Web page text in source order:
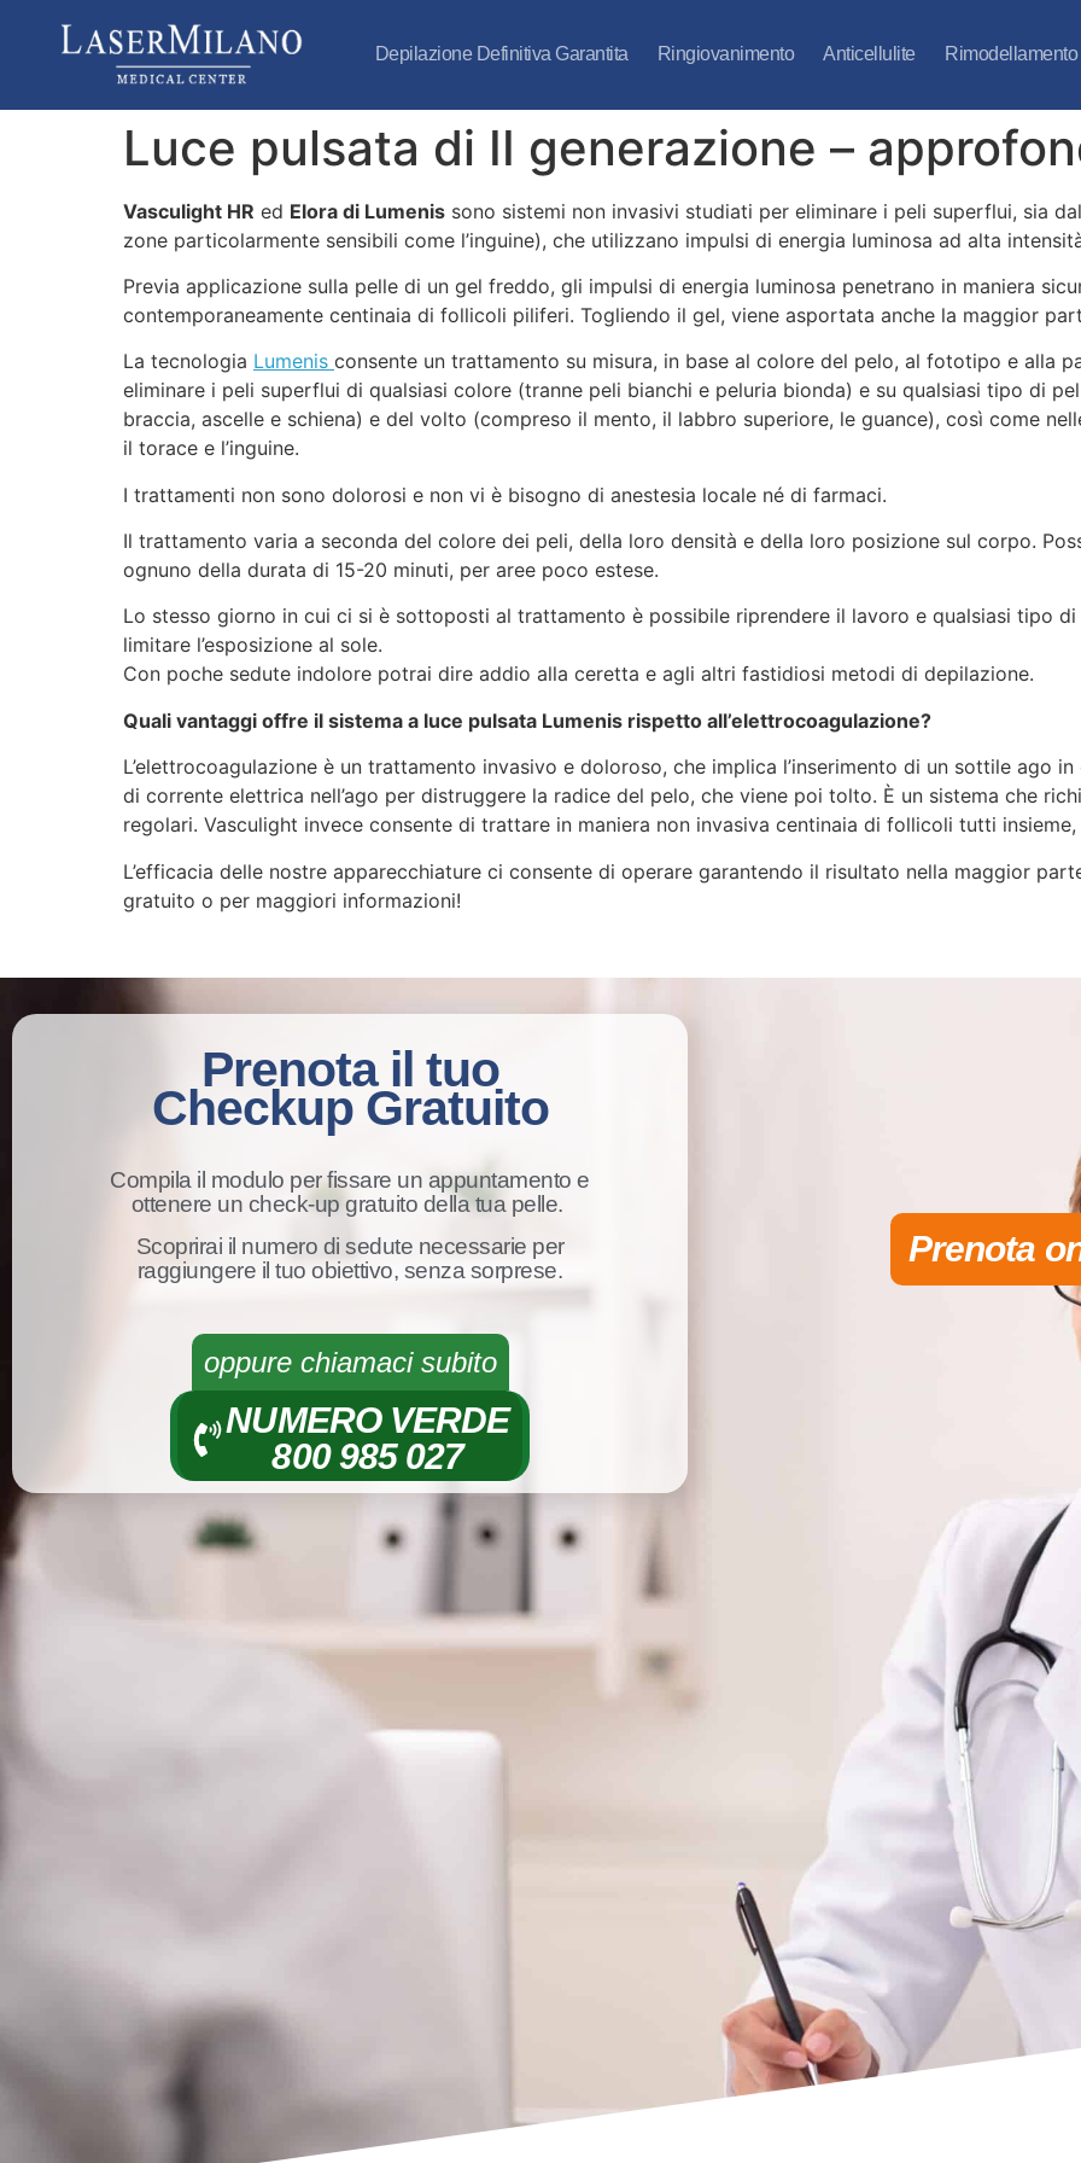
Depilazione Definitiva Garantita Ringiovanimento Anticellulite Rimodellamento
Luce pulsata di II generazione –
Vasculight HR ed Elora di Lumenis sono sistemi non invasivi studiati per eliminare i peli superflui, sia
zone particolarmente sensibili come l’inguine), che utilizzano impulsi di energia luminosa ad alta
Previa applicazione sulla pelle di un gel freddo, gli impulsi di energia luminosa penetrano in maniera
contemporaneamente centinaia di follicoli piliferi. Togliendo il gel, viene asportata anche la maggior
La tecnologia Lumenis consente un trattamento su misura, in base al colore del pelo, al fototipo e alla
eliminare i peli superflui di qualsiasi colore (tranne peli bianchi e peluria bionda) e su qualsiasi tipo di
braccia, ascelle e schiena) e del volto (compreso il mento, il labbro superiore, le guance), così come
il torace e l’inguine.
I trattamenti non sono dolorosi e non vi è bisogno di anestesia locale né di farmaci.
Il trattamento varia a seconda del colore dei peli, della loro densità e della loro posizione sul corpo.
ognuno della durata di 15-20 minuti, per aree poco estese.
Lo stesso giorno in cui ci si è sottoposti al trattamento è possibile riprendere il lavoro e qualsiasi tipo
limitare l’esposizione al sole.
Con poche sedute indolore potrai dire addio alla ceretta e agli altri fastidiosi metodi di depilazione.
Quali vantaggi offre il sistema a luce pulsata Lumenis rispetto all’elettrocoagulazione?
L’elettrocoagulazione è un trattamento invasivo e doloroso, che implica l’inserimento di un sottile ago
di corrente elettrica nell’ago per distruggere la radice del pelo, che viene poi tolto. È un sistema che
regolari. Vasculight invece consente di trattare in maniera non invasiva centinaia di follicoli tutti
L’efficacia delle nostre apparecchiature ci consente di operare garantendo il risultato nella maggior
gratuito o per maggiori informazioni!
Prenota il tuo
Checkup Gratuito
Compila il modulo per fissare un appuntamento e
ottenere un check-up gratuito della tua pelle.
Scoprirai il numero di sedute necessarie per
raggiungere il tuo obiettivo, senza sorprese.
oppure chiamaci subito
NUMERO VERDE
800 985 027
Prenota